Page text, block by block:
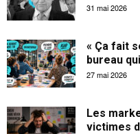
31 mai 2026
« Ça fait
bureau
27 mai 2026
Les
victimes